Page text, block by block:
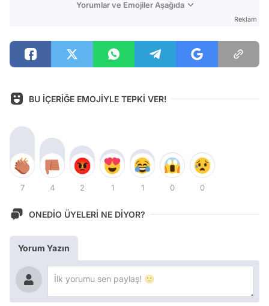
Yorumlar ve Emojiler Aşağıda
Reklam
BU İÇERİĞE EMOJİYLE TEPKİ VER!
7 4 2 1 1 0 0
ONEDİO ÜYELERİ NE DİYOR?
Yorum Yazın